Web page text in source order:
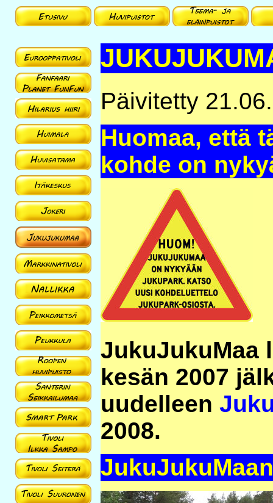
Päivitetty
Huomaa, että
kohde on
JukuJukuMaa
kesän 2007
uudelleen
2008.